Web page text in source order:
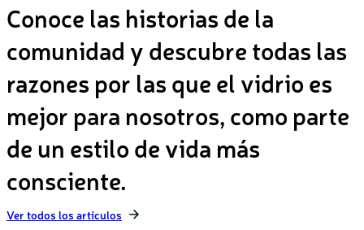
Conoce las historias de la
comunidad y descubre todas las
razones por las que el vidrio es
mejor para nosotros, como parte
de un estilo de vida más
consciente.
Ver todos los artículos